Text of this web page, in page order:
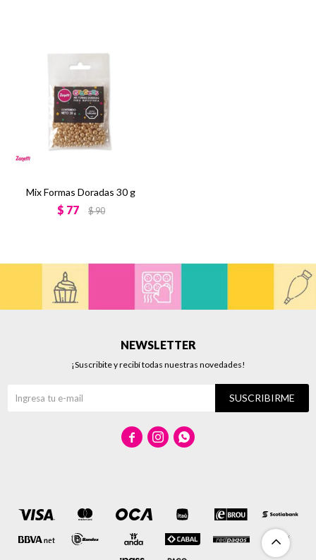
Mix Formas Doradas 30 g
$ 77 $90
NEWSLETTER
¡Suscribite y recibí todas nuestras novedades!
SUSCRIBIRME
  